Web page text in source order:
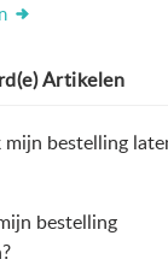
Artikelen
mijn bestelling
bestelling